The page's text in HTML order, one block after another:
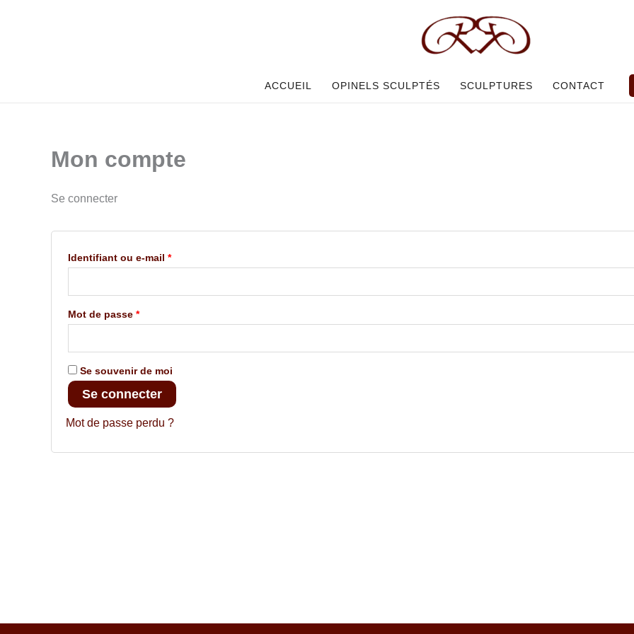
ACCUEIL OPINELS SCULPTÉS SCULPTURES CONTACT
Mon compte
Se connecter
Identifiant ou e-mail *
Mot de passe *
Se souvenir de moi
Se connecter
Mot de passe perdu ?